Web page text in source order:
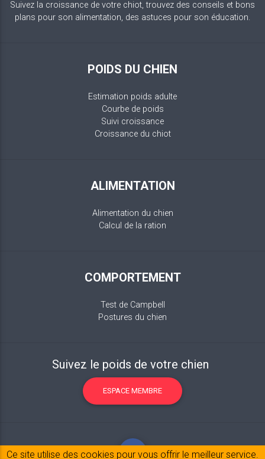
Suivez la croissance de votre chiot, trouvez des conseils et bons
plans pour son alimentation, des astuces pour son éducation.
POIDS DU CHIEN
Estimation poids adulte
Courbe de poids
Suivi croissance
Croissance du chiot
ALIMENTATION
Alimentation du chien
Calcul de la ration
COMPORTEMENT
Test de Campbell
Postures du chien
Suivez le poids de votre chien
ESPACE MEMBRE
Ce site utilise des cookies pour vous offrir le meilleur service.